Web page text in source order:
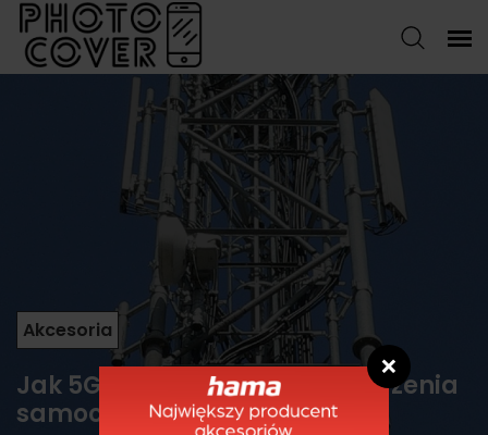
Akcesoria
Jak 5G zmieni sposób prowadzenia
samochodu
❌